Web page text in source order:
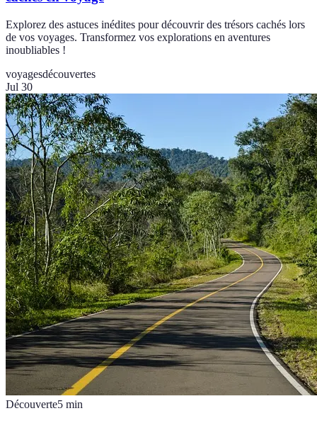
Explorez des astuces inédites pour découvrir des trésors cachés lors
de vos voyages. Transformez vos explorations en aventures
inoubliables !
voyagesdécouvertes
Jul 30
Découverte5 min